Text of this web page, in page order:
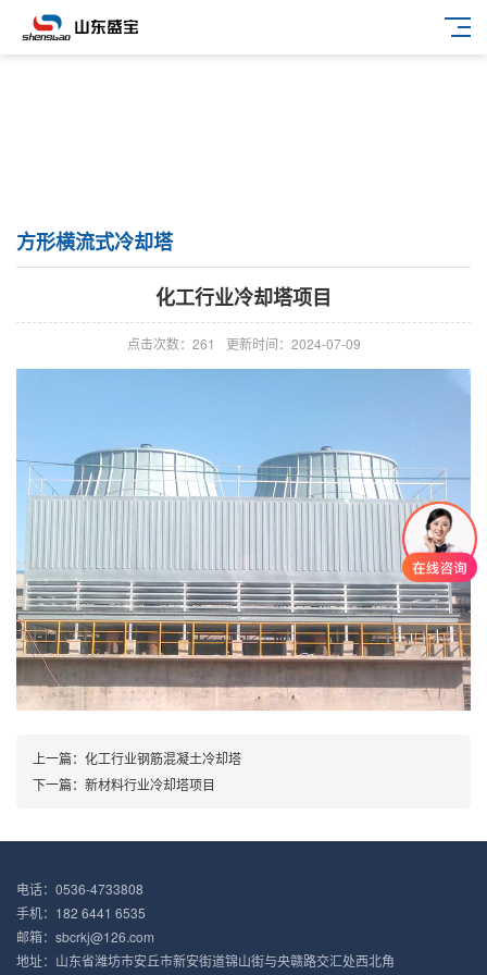
方形横流式冷却塔
化工行业冷却塔项目
点击次数：261 更新时间：2024-07-09
上一篇： 化工行业钢筋混凝土冷却塔
下一篇： 新材料行业冷却塔项目
电话：0536-4733808
手机：182 6441 6535
邮箱：sbcrkj@126.com
地址：山东省潍坊市安丘市新安街道锦山街与央赣路交汇处西北角